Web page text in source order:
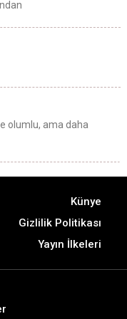
olumlu, ama daha
Künye
Gizlilik Politikası
Yayın İlkeleri